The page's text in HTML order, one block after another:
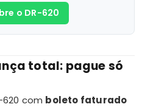
o DR-620
total: pague só
com boleto faturado